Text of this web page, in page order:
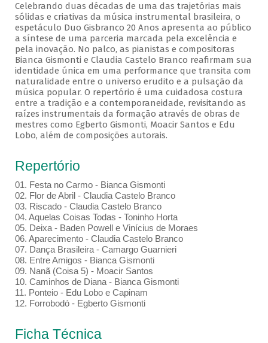
Celebrando duas décadas de uma das trajetórias mais
sólidas e criativas da música instrumental brasileira, o
espetáculo Duo Gisbranco 20 Anos apresenta ao público
a síntese de uma parceria marcada pela excelência e
pela inovação. No palco, as pianistas e compositoras
Bianca Gismonti e Claudia Castelo Branco reafirmam sua
identidade única em uma performance que transita com
naturalidade entre o universo erudito e a pulsação da
música popular. O repertório é uma cuidadosa costura
entre a tradição e a contemporaneidade, revisitando as
raízes instrumentais da formação através de obras de
mestres como Egberto Gismonti, Moacir Santos e Edu
Lobo, além de composições autorais.
Repertório
01.⁠ ⁠Festa no Carmo - Bianca Gismonti
02.⁠ ⁠Flor de Abril - Claudia Castelo Branco
03.⁠ ⁠Riscado - Claudia Castelo Branco
04.⁠ ⁠Aquelas Coisas Todas - Toninho Horta
05.⁠ ⁠Deixa - Baden Powell e Vinícius de Moraes
06.⁠ ⁠Aparecimento - Claudia Castelo Branco
07.⁠ ⁠Dança Brasileira - Camargo Guarnieri
08.⁠ ⁠Entre Amigos - Bianca Gismonti
09.⁠ ⁠Nanã (Coisa 5) - Moacir Santos
10.⁠ ⁠Caminhos de Diana - Bianca Gismonti
11.⁠ ⁠Ponteio - Edu Lobo e Capinam
12.⁠ ⁠Forrobodó - Egberto Gismonti
Ficha Técnica